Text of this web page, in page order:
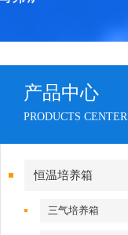
产品中心
PRODUCTS CENTER
恒温培养箱
三气培养箱